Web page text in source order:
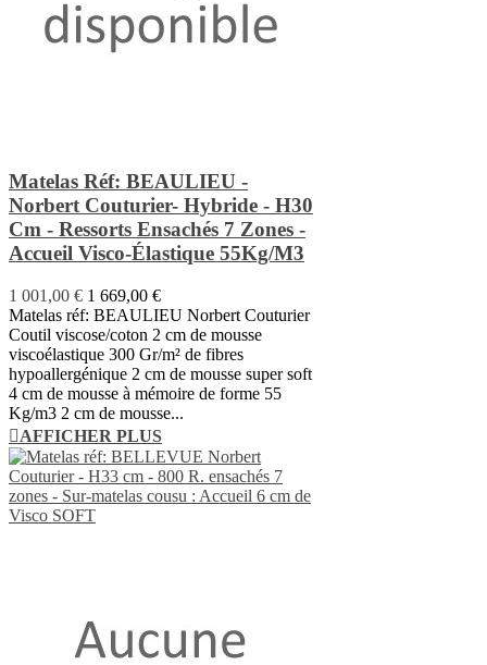
Matelas Réf: BEAULIEU -
Norbert Couturier- Hybride - H30
Cm - Ressorts Ensachés 7 Zones -
Accueil Visco-Élastique 55Kg/m3
1 001,00 € 1 669,00 €
Matelas réf: BEAULIEU Norbert Couturier
Coutil viscose/coton 2 cm de mousse
viscoélastique 300 Gr/m² de fibres
hypoallergénique 2 cm de mousse super soft
4 cm de mousse à mémoire de forme 55
Kg/m3 2 cm de mousse...
AFFICHER PLUS